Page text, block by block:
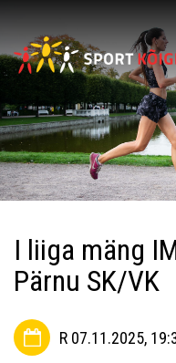
I liiga mäng
Pärnu SK/VK
R 07.11.2025,